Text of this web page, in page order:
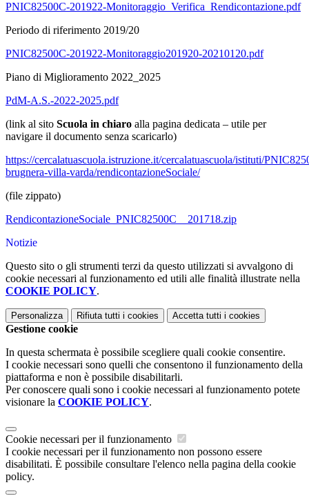
PNIC82500C-201922-Monitoraggio_Verifica_Rendicontazione.pdf
Periodo di riferimento 2019/20
PNIC82500C-201922-Monitoraggio201920-20210120.pdf
Piano di Miglioramento 2022_2025
PdM-A.S.-2022-2025.pdf
(link al sito Scuola in chiaro alla pagina dedicata – utile per
navigare il documento senza scaricarlo)
https://cercalatuascuola.istruzione.it/cercalatuascuola/istituti/
brugnera-villa-varda/rendicontazioneSociale/
(file zippato)
RendicontazioneSociale_PNIC82500C__201718.zip
Notizie
Questo sito o gli strumenti terzi da questo utilizzati si avvalgono di
cookie necessari al funzionamento ed utili alle finalità illustrate nella
COOKIE POLICY.
Personalizza Rifiuta tutti i cookies Accetta tutti i cookies
Gestione cookie
In questa schermata è possibile scegliere quali cookie consentire.
I cookie necessari sono quelli che consentono il funzionamento della
piattaforma e non è possibile disabilitarli.
Per conoscere quali sono i cookie necessari al funzionamento potete
visionare la COOKIE POLICY.
Cookie necessari per il funzionamento
I cookie necessari per il funzionamento non possono essere
disabilitati. È possibile consultare l'elenco nella pagina della cookie
policy.